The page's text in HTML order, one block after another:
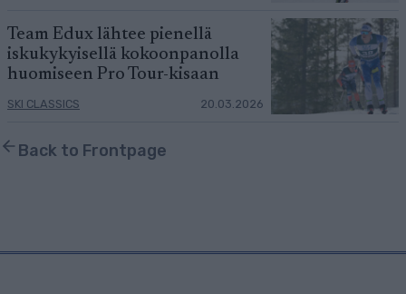
Team Edux lähtee pienellä
iskukykyisellä kokoonpanolla
huomiseen Pro Tour-kisaan
SKI CLASSICS 20.03.2026
Back to Frontpage